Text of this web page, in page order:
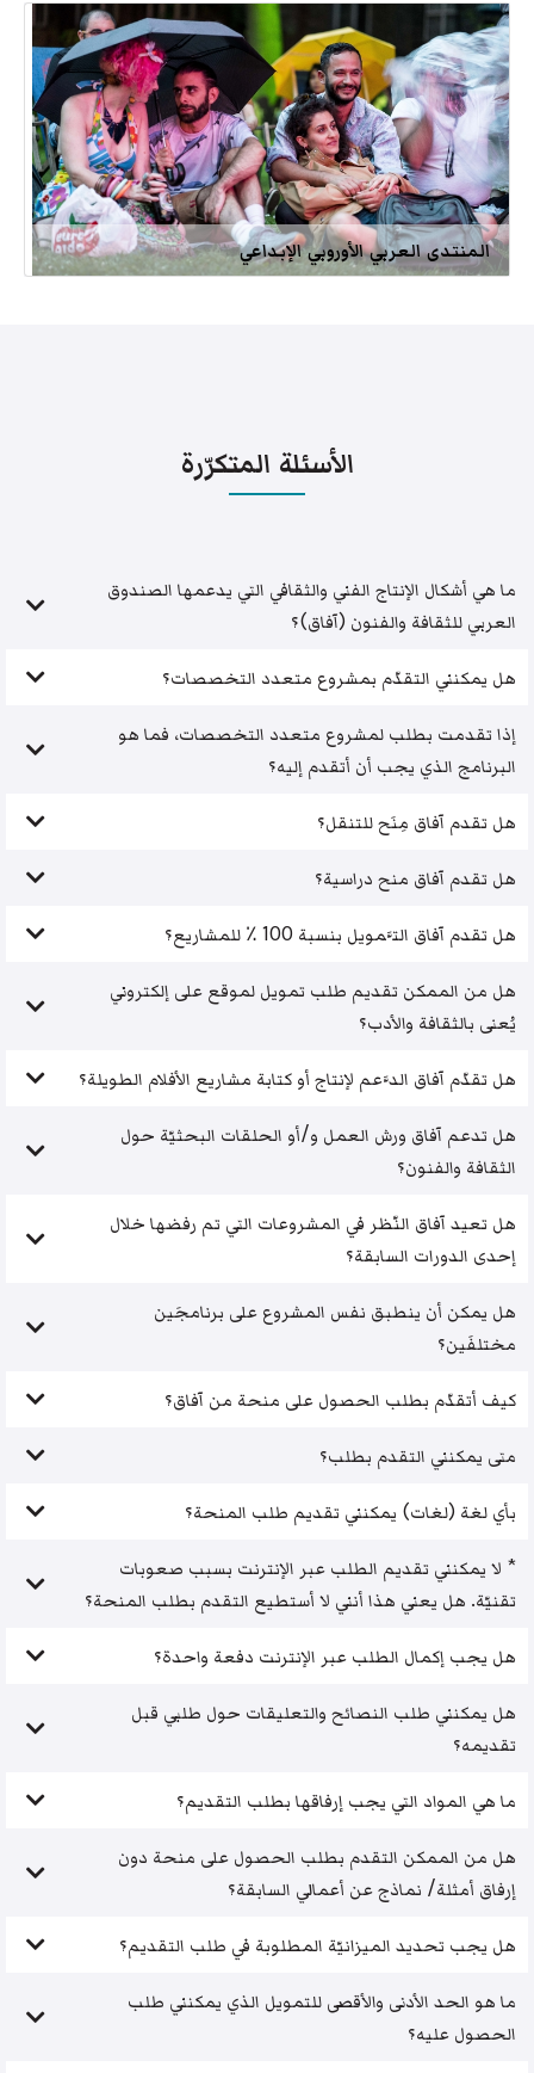
المنتدى العربي الأوروبي الإبداعي
الأسئلة المتكرّرة
ما هي أشكال الإنتاج الفني والثقافي التي يدعمها الصندوق
العربي للثقافة والفنون (آفاق)؟
هل يمكنني التقدّم بمشروع متعدد التخصصات؟
إذا تقدمت بطلب لمشروع متعدد التخصصات، فما هو
البرنامج الذي يجب أن أتقدم إليه؟
هل تقدم آفاق مِنَح للتنقل؟
هل تقدم آفاق منح دراسية؟
هل تقدم آفاق التَّمويل بنسبة 100 ٪ للمشاريع؟
هل من الممكن تقديم طلب تمويل لموقع على إلكتروني
يُعنى بالثقافة والأدب؟
هل تقدّم آفاق الدَّعم لإنتاج أو كتابة مشاريع الأفلام الطويلة؟
هل تدعم آفاق ورش العمل و/أو الحلقات البحثيّة حول
الثقافة والفنون؟
هل تعيد آفاق النّظر في المشروعات التي تم رفضها خلال
إحدى الدورات السابقة؟
هل يمكن أن ينطبق نفس المشروع على برنامجَين
مختلفَين؟
كيف أتقدّم بطلب الحصول على منحة من آفاق؟
متى يمكنني التقدم بطلب؟
بأي لغة (لغات) يمكنني تقديم طلب المنحة؟
* لا يمكنني تقديم الطلب عبر الإنترنت بسبب صعوبات
تقنيّة. هل يعني هذا أنني لا أستطيع التقدم بطلب المنحة؟
هل يجب إكمال الطلب عبر الإنترنت دفعة واحدة؟
هل يمكنني طلب النصائح والتعليقات حول طلبي قبل
تقديمه؟
ما هي المواد التي يجب إرفاقها بطلب التقديم؟
هل من الممكن التقدم بطلب الحصول على منحة دون
إرفاق أمثلة/ نماذج عن أعمالي السابقة؟
هل يجب تحديد الميزانيّة المطلوبة في طلب التقديم؟
ما هو الحد الأدنى والأقصى للتمويل الذي يمكنني طلب
الحصول عليه؟